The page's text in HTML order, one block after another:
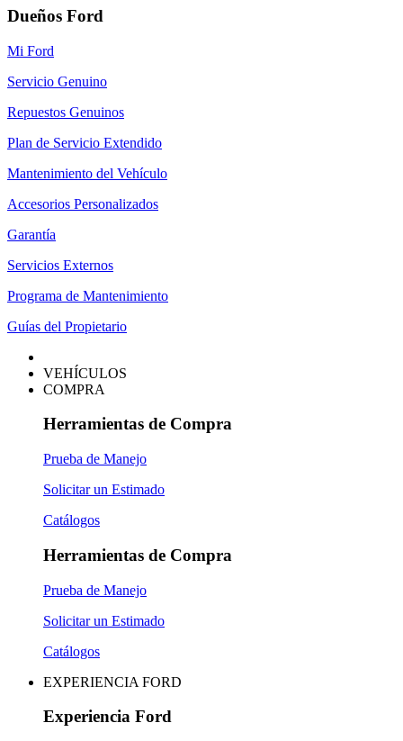
Dueños Ford
Mi Ford
Servicio Genuino
Repuestos Genuinos
Plan de Servicio Extendido
Mantenimiento del Vehículo
Accesorios Personalizados
Garantía
Servicios Externos
Programa de Mantenimiento
Guías del Propietario
VEHÍCULOS
COMPRA
Herramientas de Compra
Prueba de Manejo
Solicitar un Estimado
Catálogos
Herramientas de Compra
Prueba de Manejo
Solicitar un Estimado
Catálogos
EXPERIENCIA FORD
Experiencia Ford